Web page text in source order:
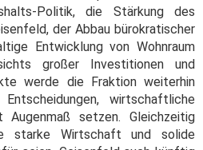
Politik, die Stärkung des
der Abbau bürokratischer
Entwicklung von Wohnraum
großer Investitionen und
werde die Fraktion weiterhin
wirtschaftliche
setzen. Gleichzeitig
starke Wirtschaft und solide